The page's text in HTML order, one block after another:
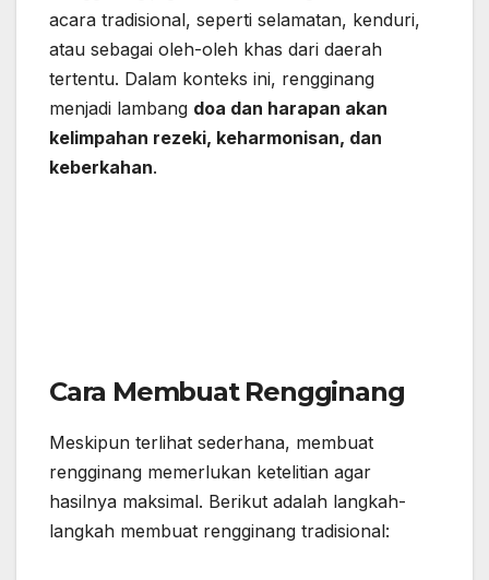
acara tradisional, seperti selamatan, kenduri,
atau sebagai oleh-oleh khas dari daerah
tertentu. Dalam konteks ini, rengginang
menjadi lambang doa dan harapan akan
kelimpahan rezeki, keharmonisan, dan
keberkahan.
Cara Membuat Rengginang
Meskipun terlihat sederhana, membuat
rengginang memerlukan ketelitian agar
hasilnya maksimal. Berikut adalah langkah-
langkah membuat rengginang tradisional: